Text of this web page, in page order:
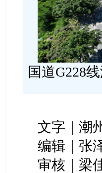
国道G228
文字｜潮
编辑｜张
审核｜梁